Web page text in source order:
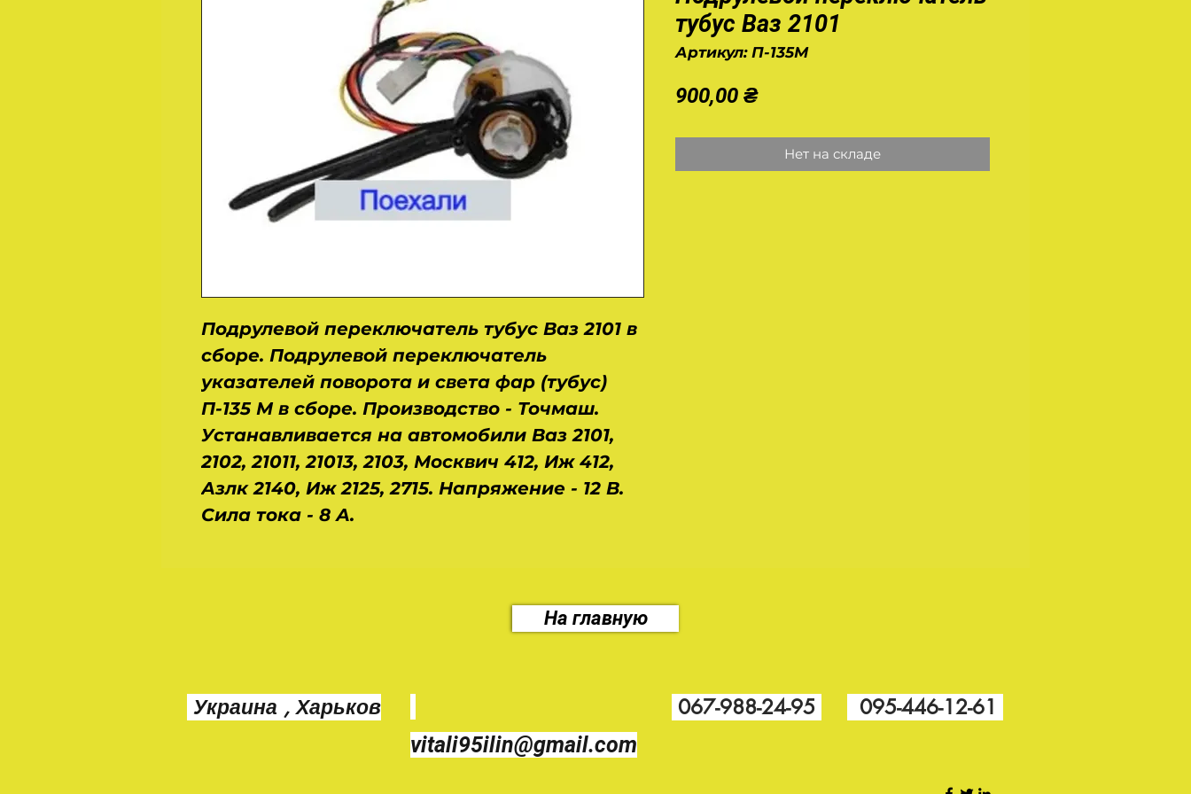
Подрулевой переключатель тубус Ваз 2101 в
сборе. Подрулевой переключатель
указателей поворота и света фар (тубус)
П-135 М в сборе. Производство - Точмаш.
Устанавливается на автомобили Ваз 2101,
2102, 21011, 21013, 2103, Москвич 412, Иж 412,
Азлк 2140, Иж 2125, 2715. Напряжение - 12 В.
Сила тока - 8 А.
тубус Ваз 2101
Артикул: П-135М
900,00 ₴Цена
Нет на складе
На главную
Украина , Харьков
vitali95ilin@gmail.com
067-988-24-95 095-446-12-61